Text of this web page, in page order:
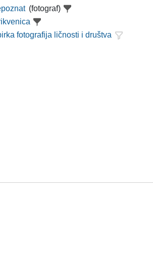
(fotograf)
fotografija ličnosti i društva